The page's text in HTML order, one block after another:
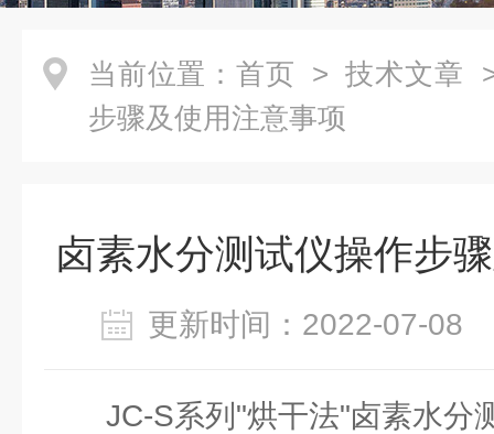
当前位置： 首页 > 技术文章
步骤及使用注意事项
卤素水分测试仪操作步
更新时间：2022-07-
JC-S系列"烘干法"卤素水分